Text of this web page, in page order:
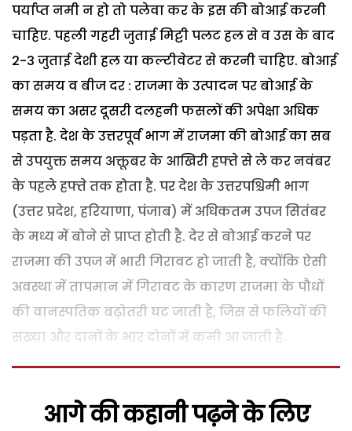
पर्याप्त नमी न हो तो पलेवा कर के इस की बोआई करनी
चाहिए. पहली गहरी जुताई मिट्टी पलट हल से व उस के बाद
2-3 जुताई देशी हल या कल्टीवेटर से करनी चाहिए. बोआई
का समय व बीज दर : राजमा के उत्पादन पर बोआई के
समय का असर दूसरी दलहनी फसलों की अपेक्षा अधिक
पड़ता है. देश के उत्तरपूर्व भाग में राजमा की बोआई का सब
से उपयुक्त समय अक्तूबर के आखिरी हफ्ते से ले कर नवंबर
के पहले हफ्ते तक होता है. पर देश के उत्तरपश्चिमी भाग
(उत्तर प्रदेश, हरियाणा, पंजाब) में अधिकतम उपज सितंबर
के मध्य में बोने से प्राप्त होती है. देर से बोआई करने पर
राजमा की उपज में भारी गिरावट हो जाती है, क्योंकि ऐसी
अवस्था में तापमान में गिरावट के कारण राजमा के पौधों
की वानस्पतिक बढ़ोतरी घट जाती है, जिस से फलियों की
संख्या और दानों के भार दोनों में कमी आ जाती है.
आगे की कहानी पढ़ने के लिए